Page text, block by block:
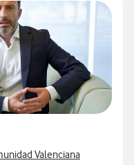
con
relacionados con
notas de prensa
Valenciana